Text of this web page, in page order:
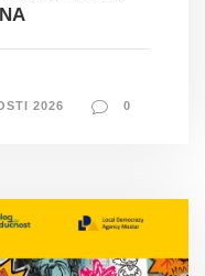
2026 0